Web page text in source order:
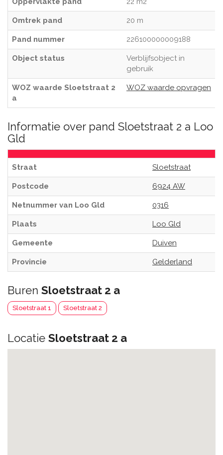
Omtrek pand 20 m
Pand nummer 226100000009188
Object status
Verblijfsobject in
gebruik
WOZ waarde Sloetstraat 2
a
WOZ waarde opvragen
Informatie over pand Sloetstraat 2 a Loo
Gld
Straat Sloetstraat
Postcode 6924 AW
Netnummer van Loo Gld 0316
Plaats Loo Gld
Gemeente Duiven
Provincie Gelderland
Buren Sloetstraat 2 a
Sloetstraat 1 Sloetstraat 2
Locatie Sloetstraat 2 a